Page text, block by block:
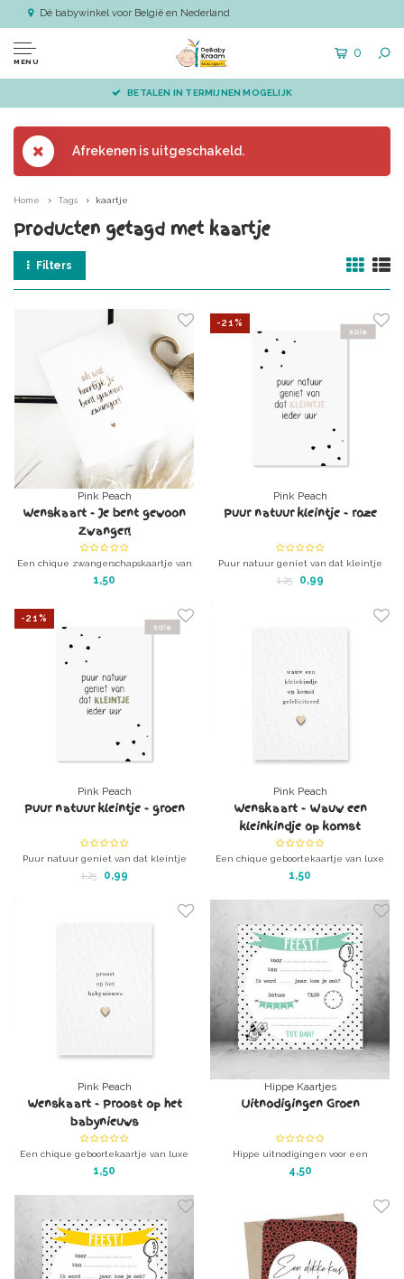
Dé babywinkel voor België en Nederland
MENU
0
BETALEN IN TERMIJNEN MOGELIJK
Afrekenen is uitgeschakeld.
Home Tags kaartje
Producten getagd met kaartje
Filters
Pink Peach
Wenskaart - Je bent gewoon
Zwanger!
Een chique zwangerschapskaartje van
luxe papier met goudfolie
1,50
-21%
Pink Peach
Puur natuur kleintje - roze
Puur natuur geniet van dat kleintje
ieder uur - groen
1,25 0,99
-21%
Pink Peach
Puur natuur kleintje - groen
Puur natuur geniet van dat kleintje
ieder uur - groen
1,25 0,99
Pink Peach
Wenskaart - Wauw een
kleinkindje op komst
Een chique geboortekaartje van luxe
papier met een houten hartje
1,50
Pink Peach
Wenskaart - Proost op het
babynieuws
Een chique geboortekaartje van luxe
papier met een houten hartje
1,50
Hippe Kaartjes
Uitnodigingen Groen
Hippe uitnodigingen voor een
kinderfeestje of verjaardag
4,50